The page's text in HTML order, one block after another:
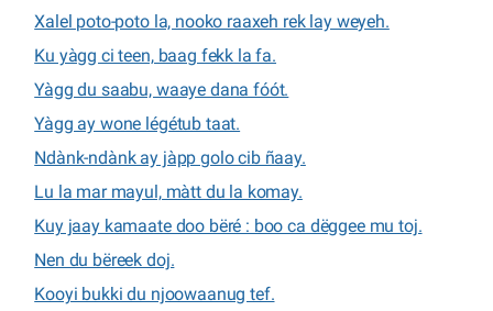
Xalel poto-poto la, nooko raaxeh rek lay weyeh.
Ku yàgg ci teen, baag fekk la fa.
Yàgg du saabu, waaye dana fóót.
Yàgg ay wone légétub taat.
Ndànk-ndànk ay jàpp golo cib ñaay.
Lu la mar mayul, màtt du la komay.
Kuy jaay kamaate doo bëré : boo ca dëggee mu toj.
Nen du bëreek doj.
Kooyi bukki du njoowaanug tef.